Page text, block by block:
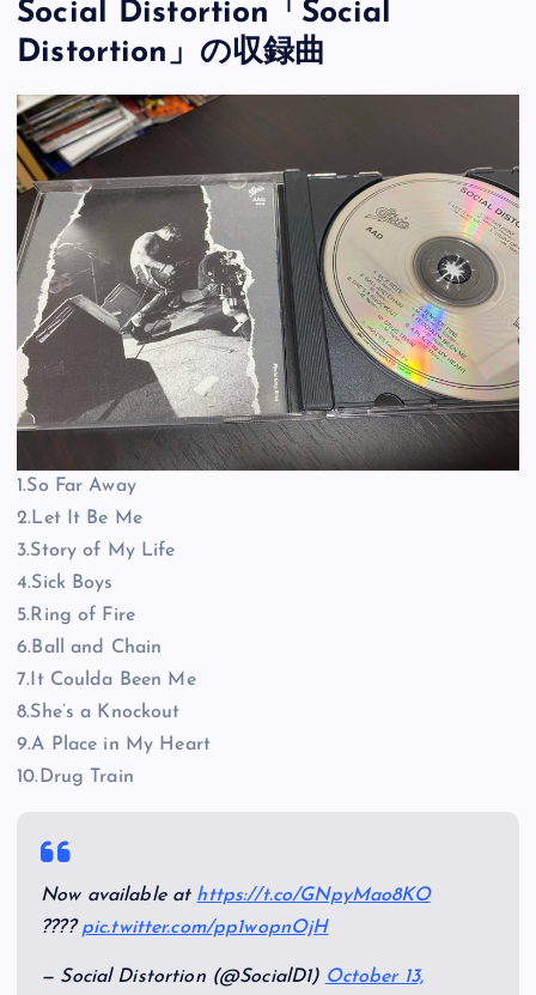
Social Distortion「Social
Distortion」の収録曲
1.So Far Away
2.Let It Be Me
3.Story of My Life
4.Sick Boys
5.Ring of Fire
6.Ball and Chain
7.It Coulda Been Me
8.She’s a Knockout
9.A Place in My Heart
10.Drug Train
Now available at https://t.co/GNpyMao8KO
????pic.twitter.com/pp1wopnOjH
— Social Distortion (@SocialD1) October 13,